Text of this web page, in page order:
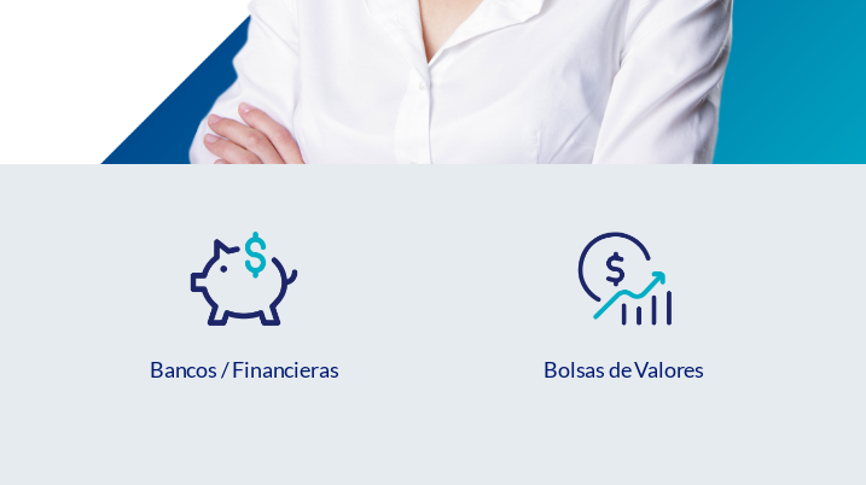
Bancos / Financieras Bolsas de Valores